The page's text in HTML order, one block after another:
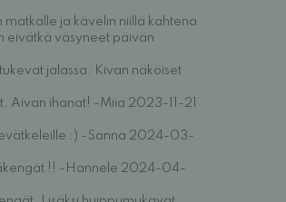
ja kävelin niillä kahtena
eivätkä väsyneet päivän
jalassa. Kivan näköiset
Aivan ihanat! -Miia 2023-11-21
:) -Sanna 2024-03-
!! -Hannele 2024-04-